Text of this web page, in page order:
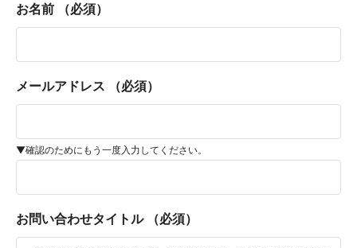
お名前 （必須）
メールアドレス （必須）
▼確認のためにもう一度入力してください。
お問い合わせタイトル （必須）